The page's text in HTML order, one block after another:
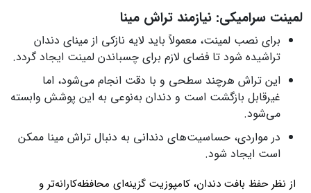
لمینت سرامیکی: نیازمند تراش مینا
برای نصب لمینت، معمولاً باید لایه نازکی از مینای دندان
تراشیده شود تا فضای لازم برای چسباندن لمینت ایجاد گردد.
این تراش هرچند سطحی و با دقت انجام می‌شود، اما
غیرقابل بازگشت است و دندان به‌نوعی به این پوشش وابسته
می‌شود.
در مواردی، حساسیت‌های دندانی به دنبال تراش مینا ممکن
است ایجاد شود.
از نظر حفظ بافت دندان، کامپوزیت گزینه‌ای محافظه‌کارانه‌تر و